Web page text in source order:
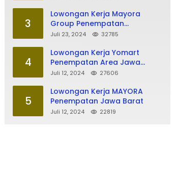
3
Lowongan Kerja Mayora
Group Penempatan
Tasikmalaya
Juli 23, 2024 32785
4
Lowongan Kerja Yomart
Penempatan Area Jawa
Barat
Juli 12, 2024 27606
5
Lowongan Kerja MAYORA
Penempatan Jawa Barat
Juli 12, 2024 22819